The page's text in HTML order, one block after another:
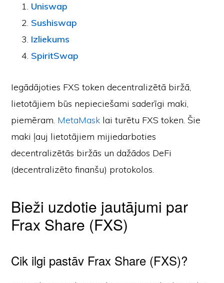
Uniswap
Sushiswap
Izliekums
SpiritSwap
Iegādājoties FXS token decentralizētā biržā,
lietotājiem būs nepieciešami saderīgi maki,
piemēram. MetaMask lai turētu FXS token. Šie
maki ļauj lietotājiem mijiedarboties
decentralizētās biržās un dažādos DeFi
(decentralizēto finanšu) protokolos.
Bieži uzdotie jautājumi par
Frax Share (FXS)
Cik ilgi pastāv Frax Share (FXS)?